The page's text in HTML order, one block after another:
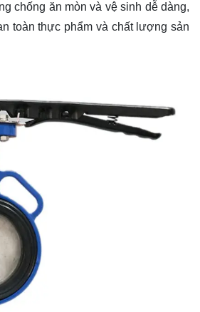
chống ăn mòn và vệ sinh dễ dàng,
toàn thực phẩm và chất lượng sản